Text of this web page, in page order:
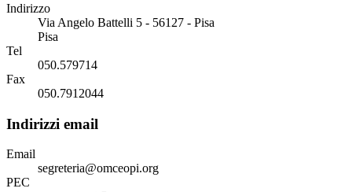
Indirizzo
Via Angelo Battelli 5 - 56127 - Pisa
Pisa
Tel
050.579714
Fax
050.7912044
Indirizzi email
Email
segreteria@omceopi.org
PEC